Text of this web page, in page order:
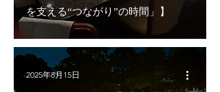
を支える“つながり”の時間」】
2025年8月15日